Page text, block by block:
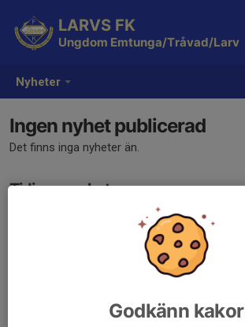
Nyheter
LARVS FK
Ungdom Emtunga/Tråvad/Larv
Ingen nyhet publicerad
Det finns inga nyheter än.
Tidigare nyheter
Det finns inga tidigare nyheter
Godkänn kakor